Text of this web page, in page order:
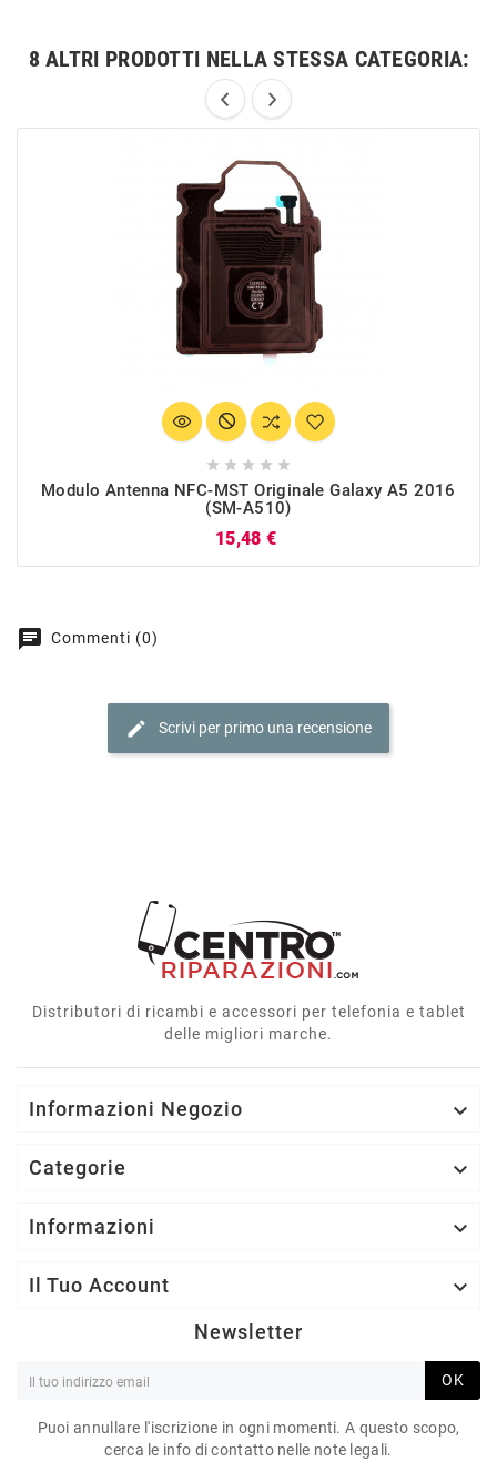
8 ALTRI PRODOTTI NELLA STESSA CATEGORIA:
    
Modulo Antenna NFC-MST Originale Galaxy A5 2016
(SM-A510)
15,48 €
chat Commenti (0)
edit Scrivi per primo una recensione
Distributori di ricambi e accessori per telefonia e tablet
delle migliori marche.
Informazioni Negozio 
Categorie 
Informazioni 
Il Tuo Account 
Newsletter
OK
Puoi annullare l'iscrizione in ogni momenti. A questo scopo,
cerca le info di contatto nelle note legali.